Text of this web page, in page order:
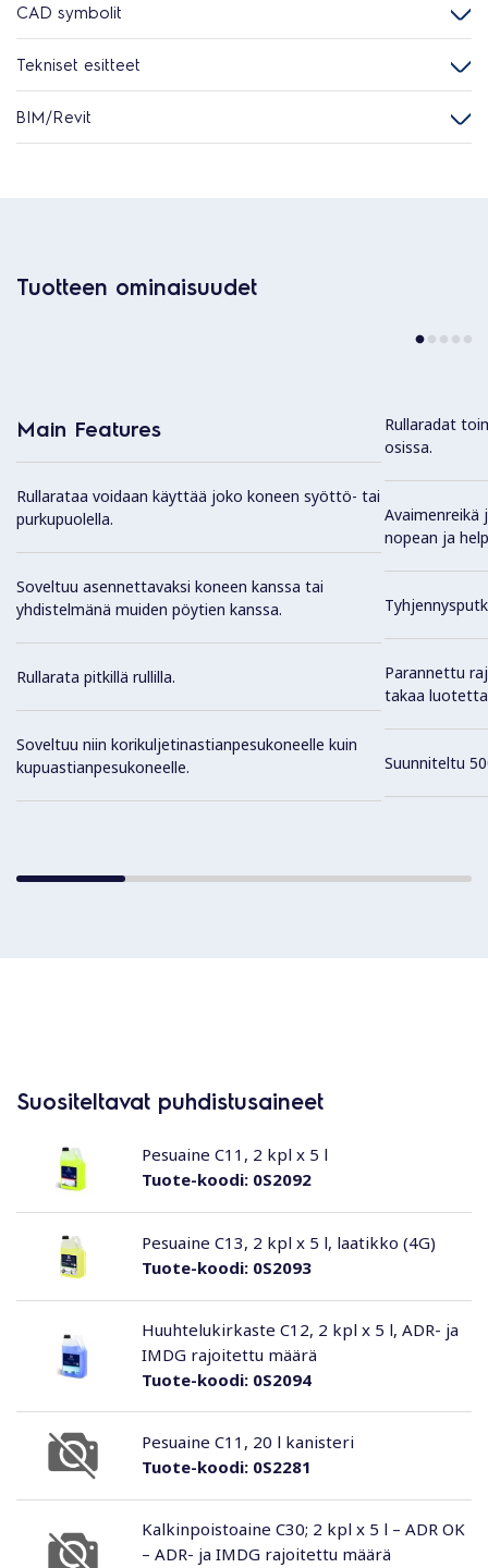
CAD symbolit
Tekniset esitteet
BIM/Revit
Tuotteen ominaisuudet
Main Features
Rullarataa voidaan käyttää joko koneen syöttö- tai
purkupuolella.
Soveltuu asennettavaksi koneen kanssa tai
yhdistelmänä muiden pöytien kanssa.
Rullarata pitkillä rullilla.
Soveltuu niin korikuljetinastianpesukoneelle kuin
kupuastianpesukoneelle.
Rullaradat
osissa.
nopean ja
Parannettu
takaa
Suunniteltu
Suositeltavat puhdistusaineet
Tuote-koodi:0S2092
Pesuaine C11, 2 kpl x 5 l
Tuote-koodi:0S2093
Pesuaine C13, 2 kpl x 5 l, laatikko (4G)
Tuote-koodi:0S2094
Huuhtelukirkaste C12, 2 kpl x 5 l, ADR- ja
IMDG rajoitettu määrä
Tuote-koodi:0S2281
Pesuaine C11, 20 l kanisteri
Kalkinpoistoaine C30; 2 kpl x 5 l – ADR OK
– ADR- ja IMDG rajoitettu määrä